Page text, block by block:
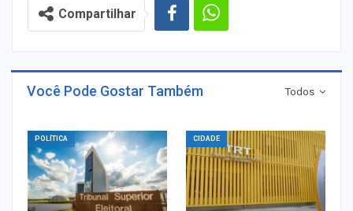
Compartilhar
Todos
Você Pode Gostar Também
POLÍTICA CIDADE